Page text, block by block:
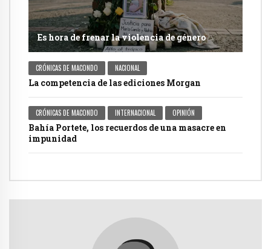
Es hora de frenar la violencia de género
CRÓNICAS DE MACONDO NACIONAL
La competencia de las ediciones Morgan
CRÓNICAS DE MACONDO INTERNACIONAL OPINIÓN
Bahía Portete, los recuerdos de una masacre en
impunidad